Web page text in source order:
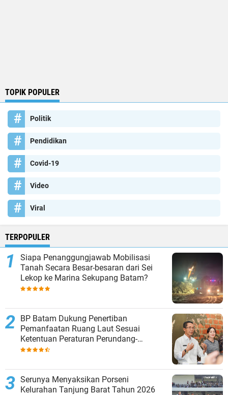
TOPIK POPULER
Politik
Pendidikan
Covid-19
Video
Viral
TERPOPULER
Siapa Penanggungjawab Mobilisasi
Tanah Secara Besar-besaran dari Sei
Lekop ke Marina Sekupang Batam?
BP Batam Dukung Penertiban
Pemanfaatan Ruang Laut Sesuai
Ketentuan Peraturan Perundang-
undangan
Serunya Menyaksikan Porseni
Kelurahan Tanjung Barat Tahun 2026